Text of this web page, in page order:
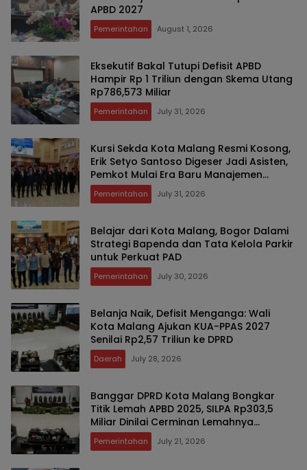
APBD 2027
Pemerintahan August 1, 2026
Eksekutif Bakal Tutupi Defisit APBD
Hampir Rp 1 Triliun dengan Skema Utang
Rp786,573 Miliar
Pemerintahan July 31, 2026
Kursi Sekda Kota Malang Resmi Kosong,
Erik Setyo Santoso Digeser Jadi Asisten,
Pemkot Mulai Era Baru Manajemen
Talenta
Pemerintahan July 31, 2026
Belajar dari Kota Malang, Bogor Dalami
Strategi Bapenda dan Tata Kelola Parkir
untuk Perkuat PAD
Pemerintahan July 30, 2026
Belanja Naik, Defisit Menganga: Wali
Kota Malang Ajukan KUA-PPAS 2027
Senilai Rp2,57 Triliun ke DPRD
Daerah July 28, 2026
Banggar DPRD Kota Malang Bongkar
Titik Lemah APBD 2025, SILPA Rp303,5
Miliar Dinilai Cerminan Lemahnya
Perencanaan dan Serapan Anggaran
Pemerintahan July 21, 2026